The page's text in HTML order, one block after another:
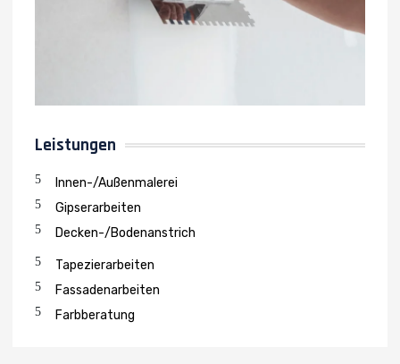
Leistungen
Innen-/Außenmalerei
Gipserarbeiten
Decken-/Bodenanstrich
Tapezierarbeiten
Fassadenarbeiten
Farbberatung